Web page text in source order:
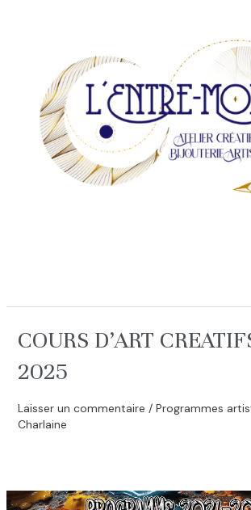
COURS D’ART
2025
Laisser un commentaire / Programmes
Charlaine